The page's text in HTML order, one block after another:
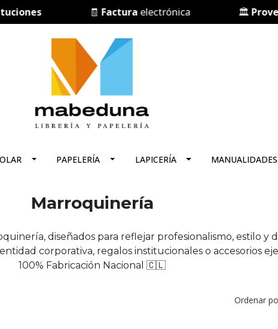
Facturaelectrónica
PAPELERÍA LAPICERÍA MANUALIDADES
Marroquinería
diseñados para reflejar profesionalismo, estilo y
corporativa, regalos institucionales o accesorios
100% Fabricación Nacional 🇨🇱
Ordenar